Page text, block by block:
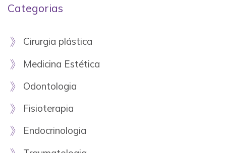
Categorias
Cirurgia plástica
Medicina Estética
Odontologia
Fisioterapia
Endocrinologia